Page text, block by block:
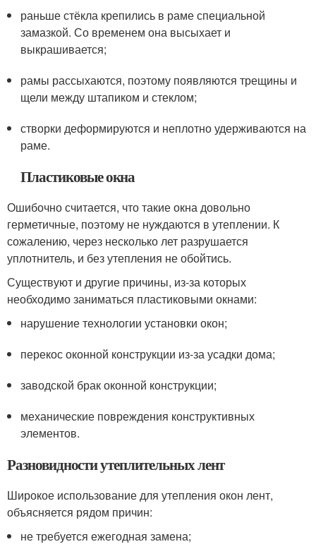
раньше стёкла крепились в раме специальной
замазкой. Со временем она высыхает и
выкрашивается;
рамы рассыхаются, поэтому появляются трещины и
щели между штапиком и стеклом;
створки деформируются и неплотно удерживаются на
раме.
Пластиковые окна
Ошибочно считается, что такие окна довольно
герметичные, поэтому не нуждаются в утеплении. К
сожалению, через несколько лет разрушается
уплотнитель, и без утепления не обойтись.
Существуют и другие причины, из-за которых
необходимо заниматься пластиковыми окнами:
нарушение технологии установки окон;
перекос оконной конструкции из-за усадки дома;
заводской брак оконной конструкции;
механические повреждения конструктивных
элементов.
Разновидности утеплительных лент
Широкое использование для утепления окон лент,
объясняется рядом причин:
не требуется ежегодная замена;